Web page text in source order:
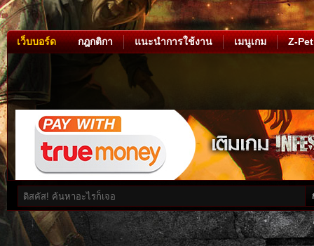
เว็บบอร์ด กฎกติกา แนะนำการใช้งาน เมนูเกม Z-Pet